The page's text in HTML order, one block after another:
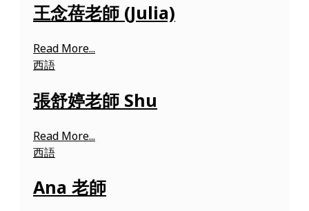
王念蓓老師 (Julia)
Read More...
西語
張舒婷老師 Shu
Read More...
西語
Ana 老師